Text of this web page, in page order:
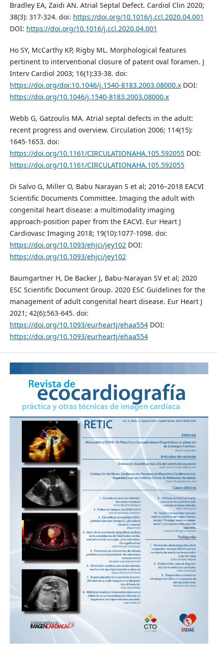
Bradley EA, Zaidi AN. Atrial Septal Defect. Cardiol Clin 2020;
38(3): 317-324. doi: https://doi.org/10.1016/j.ccl.2020.04.001
DOI: https://doi.org/10.1016/j.ccl.2020.04.001
Ho SY, McCarthy KP, Rigby ML. Morphological features
pertinent to interventional closure of patent oval foramen. J
Interv Cardiol 2003; 16(1):33-38. doi:
https://doi.org/doi:10.1046/j.1540-8183.2003.08000.xDOI:
https://doi.org/10.1046/j.1540-8183.2003.08000.x
Webb G, Gatzoulis MA. Atrial septal defects in the adult:
recent progress and overview. Circulation 2006; 114(15):
1645-1653. doi:
https://doi.org/10.1161/CIRCULATIONAHA.105.592055DOI:
https://doi.org/10.1161/CIRCULATIONAHA.105.592055
Di Salvo G, Miller O, Babu Narayan S et al; 2016–2018 EACVI
Scientific Documents Committee. Imaging the adult with
congenital heart disease: a multimodality imaging
approach-position paper from the EACVI. Eur Heart J
Cardiovasc Imaging 2018; 19(10):1077-1098. doi:
https://doi.org/10.1093/ehjci/jey102DOI:
https://doi.org/10.1093/ehjci/jey102
Baumgartner H, De Backer J, Babu-Narayan SV et al; 2020
ESC Scientific Document Group. 2020 ESC Guidelines for the
management of adult congenital heart disease. Eur Heart J
2021; 42(6):563-645. doi:
https://doi.org/10.1093/eurheartj/ehaa554DOI:
https://doi.org/10.1093/eurheartj/ehaa554